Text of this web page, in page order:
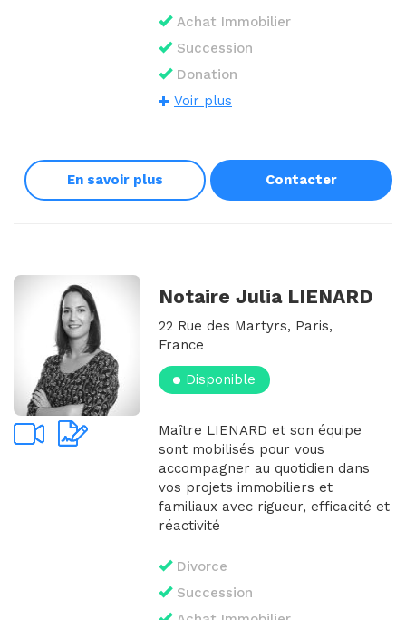
Achat Immobilier
Succession
Donation
Voir plus
En savoir plus Contacter
Notaire Julia LIENARD
22 Rue des Martyrs, Paris,
France
Disponible
Maître LIENARD et son équipe
sont mobilisés pour vous
accompagner au quotidien dans
vos projets immobiliers et
familiaux avec rigueur, efficacité et
réactivité
Divorce
Succession